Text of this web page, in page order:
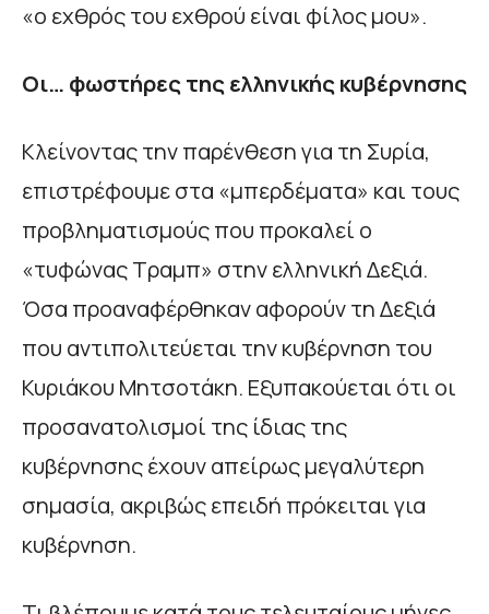
«ο εχθρός του εχθρού είναι φίλος μου».
Οι… φωστήρες της ελληνικής κυβέρνησης
Κλείνοντας την παρένθεση για τη Συρία,
επιστρέφουμε στα «μπερδέματα» και τους
προβληματισμούς που προκαλεί ο
«τυφώνας Τραμπ» στην ελληνική Δεξιά.
Όσα προαναφέρθηκαν αφορούν τη Δεξιά
που αντιπολιτεύεται την κυβέρνηση του
Κυριάκου Μητσοτάκη. Εξυπακούεται ότι οι
προσανατολισμοί της ίδιας της
κυβέρνησης έχουν απείρως μεγαλύτερη
σημασία, ακριβώς επειδή πρόκειται για
κυβέρνηση.